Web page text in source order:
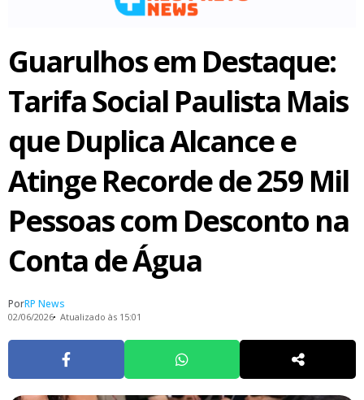
Guarulhos em Destaque:
Tarifa Social Paulista Mais
que Duplica Alcance e
Atinge Recorde de 259 Mil
Pessoas com Desconto na
Conta de Água
PorRP News
02/06/2026 Atualizado às 15:01